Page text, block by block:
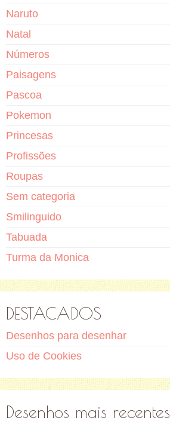
Naruto
Natal
Números
Paisagens
Pascoa
Pokemon
Princesas
Profissões
Roupas
Sem categoria
Smilinguido
Tabuada
Turma da Monica
DESTACADOS
Desenhos para desenhar
Uso de Cookies
Desenhos mais recentes